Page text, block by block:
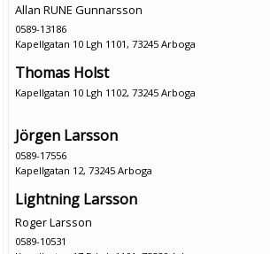
Allan RUNE Gunnarsson
0589-13186
Kapellgatan 10 Lgh 1101, 73245 Arboga
Thomas Holst
Kapellgatan 10 Lgh 1102, 73245 Arboga
Jörgen Larsson
0589-17556
Kapellgatan 12, 73245 Arboga
Lightning Larsson
Roger Larsson
0589-10531